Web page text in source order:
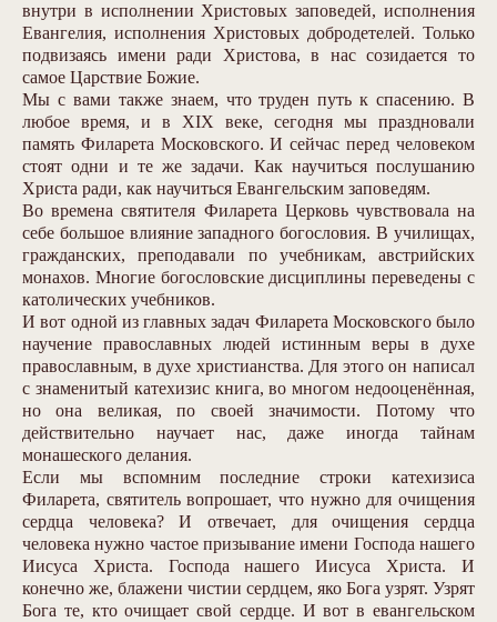
внутри в исполнении Христовых заповедей, исполнения
Евангелия, исполнения Христовых добродетелей. Только
подвизаясь имени ради Христова, в нас созидается то
самое Царствие Божие.
Мы с вами также знаем, что труден путь к спасению. В
любое время, и в XIX веке, сегодня мы праздновали
память Филарета Московского. И сейчас перед человеком
стоят одни и те же задачи. Как научиться послушанию
Христа ради, как научиться Евангельским заповедям.
Во времена святителя Филарета Церковь чувствовала на
себе большое влияние западного богословия. В училищах,
гражданских, преподавали по учебникам, австрийских
монахов. Многие богословские дисциплины переведены с
католических учебников.
И вот одной из главных задач Филарета Московского было
научение православных людей истинным веры в духе
православным, в духе христианства. Для этого он написал
с знаменитый катехизис книга, во многом недооценённая,
но она великая, по своей значимости. Потому что
действительно научает нас, даже иногда тайнам
монашеского делания.
Если мы вспомним последние строки катехизиса
Филарета, святитель вопрошает, что нужно для очищения
сердца человека? И отвечает, для очищения сердца
человека нужно частое призывание имени Господа нашего
Иисуса Христа. Господа нашего Иисуса Христа. И
конечно же, блажени чистии сердцем, яко Бога узрят. Узрят
Бога те, кто очищает свой сердце. И вот в евангельском